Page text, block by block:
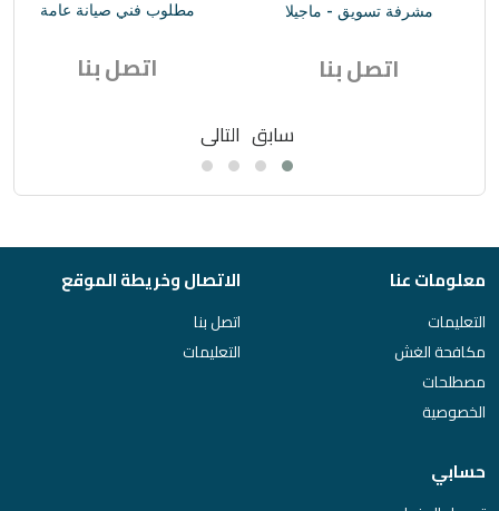
مشرفة تسويق - ماجيلا
اتصل بنا
مطلوب فني صيانة عامة
اتصل بنا
سابق التالى
معلومات عنا
التعليمات
مكافحة الغش
مصطلحات
الخصوصية
الاتصال وخريطة الموقع
اتصل بنا
التعليمات
حسابي